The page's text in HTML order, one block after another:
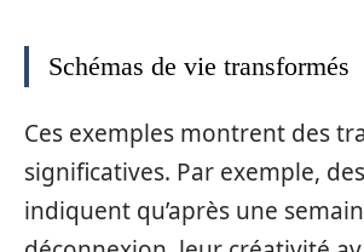
Schémas de vie transformés
Ces exemples montrent des
significatives. Par exemple,
indiquent qu’après une